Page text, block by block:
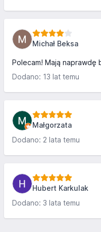
Michał Beksa
Polecam! Mają naprawdę
Dodano: 13 lat temu
Małgorzata
Dodano: 2 lata temu
Hubert Karkulak
Dodano: 3 lata temu